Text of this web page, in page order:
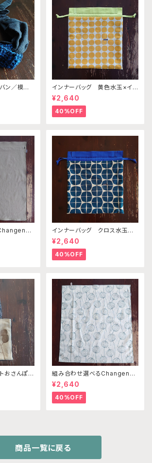
ン／模様
ルー・ド
インナーバッグ 黄色水玉×イ
エロー（※ビッグトートバッグ別
売り）
¥2,640
40%OFF
のみ カ
別売りで
インナーバッグ クロス水玉ブ
ルーー×ブルー（※ビッグトート
バッグ別売り）
¥2,640
40%OFF
おさんぽミ
組み合わせ選べるChangenab
leエプロン ※前部分のみ エ
ンゼルフィッシュブルー×パステ
ルグリーン （※本体部分は別
売りです）
¥2,640
40%OFF
商品一覧に戻る